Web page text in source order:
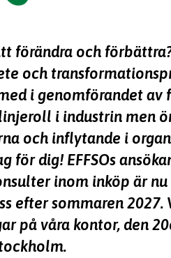
förändra och
och
i genomförandet av
i industrin men
och inflytande i
för dig! EFFSOs
inom inköp är
efter sommaren
på våra kontor, den